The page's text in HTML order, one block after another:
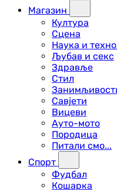
Магазин
Култура
Сцена
Наука и
Љубав и секс
Здравље
Стил
Савјети
Вицеви
Ауто-мото
Породица
Питали смо...
Спорт
Фудбал
Кошарка